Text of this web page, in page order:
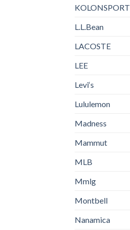
KOLONSPORT
L.L.Bean
LACOSTE
LEE
Levi‘s
Lululemon
Madness
Mammut
MLB
Mmlg
Montbell
Nanamica